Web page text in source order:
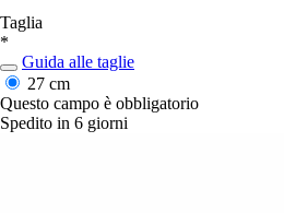
Taglia
*
Guida alle taglie
27 cm
Questo campo è obbligatorio
Spedito in 6 giorni